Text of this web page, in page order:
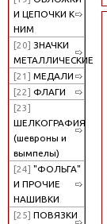
И ЦЕПОЧКИ К
НИМ
[20] ЗНАЧКИ
МЕТАЛЛИЧЕСКИЕ
[21] МЕДАЛИ
[22] ФЛАГИ
[23]
ШЕЛКОГРАФИЯ
(шевроны и
вымпелы)
[24] "ФОЛЬГА"
И ПРОЧИЕ
НАШИВКИ
[25] ПОВЯЗКИ